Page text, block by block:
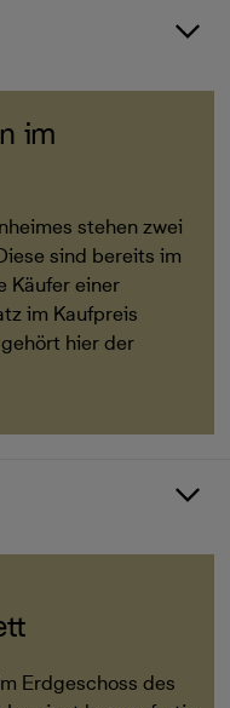
im
stehen zwei
sind bereits im
Käufer einer
im Kaufpreis
hier der
Erdgeschoss des